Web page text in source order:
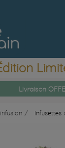
Livraison
Infusettes